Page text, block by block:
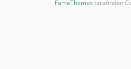
FameThemes tarafından